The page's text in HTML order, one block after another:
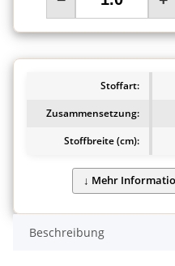
Stoffart:
Zusammensetzung:
Stoffbreite (cm):
Beschreibung